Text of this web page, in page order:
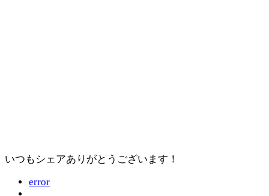
いつもシェアありがとうございます！
error